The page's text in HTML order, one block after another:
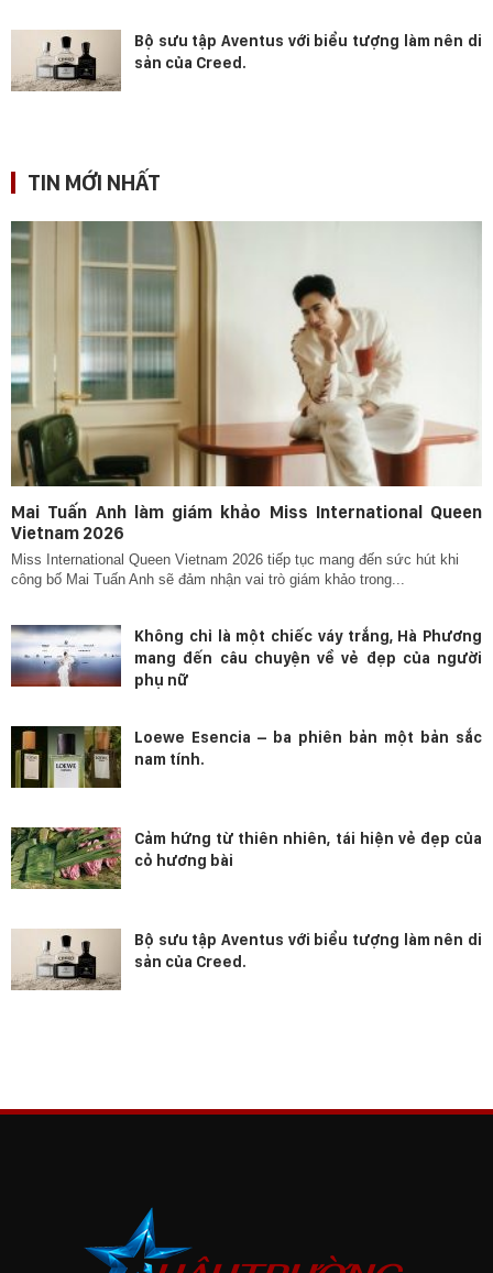
Bộ sưu tập Aventus với biểu tượng làm nên di
sản của Creed.
TIN MỚI NHẤT
Mai Tuấn Anh làm giám khảo Miss International Queen
Vietnam 2026
Miss International Queen Vietnam 2026 tiếp tục mang đến sức hút khi
công bố Mai Tuấn Anh sẽ đảm nhận vai trò giám khảo trong...
Không chỉ là một chiếc váy trắng, Hà Phương
mang đến câu chuyện về vẻ đẹp của người
phụ nữ
Loewe Esencia – ba phiên bản một bản sắc
nam tính.
Cảm hứng từ thiên nhiên, tái hiện vẻ đẹp của
cỏ hương bài
Bộ sưu tập Aventus với biểu tượng làm nên di
sản của Creed.